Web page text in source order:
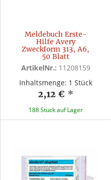
Meldebuch Erste-
Hilfe Avery
Zweckform 313, A6,
50 Blatt
ArtikelNr.: 11208159
Inhaltsmenge: 1 Stück
2,12 € *
188 Stück auf Lager